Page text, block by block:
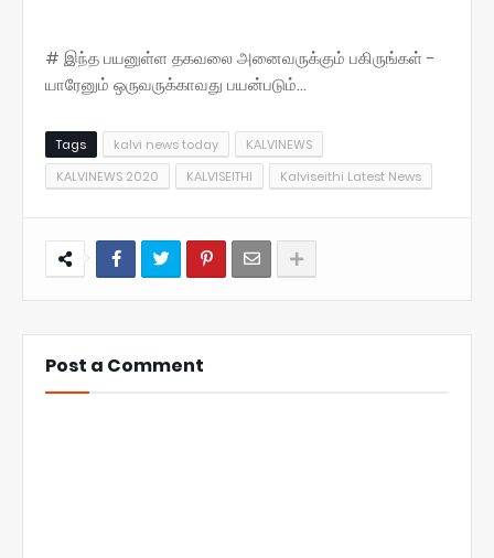
# இந்த பயனுள்ள தகவலை அனைவருக்கும் பகிருங்கள் -
யாரேனும் ஒருவருக்காவது பயன்படும்...
Tags kalvi news today
KALVINEWS
KALVINEWS 2020
KALVISEITHI Kalviseithi Latest News
Post a Comment